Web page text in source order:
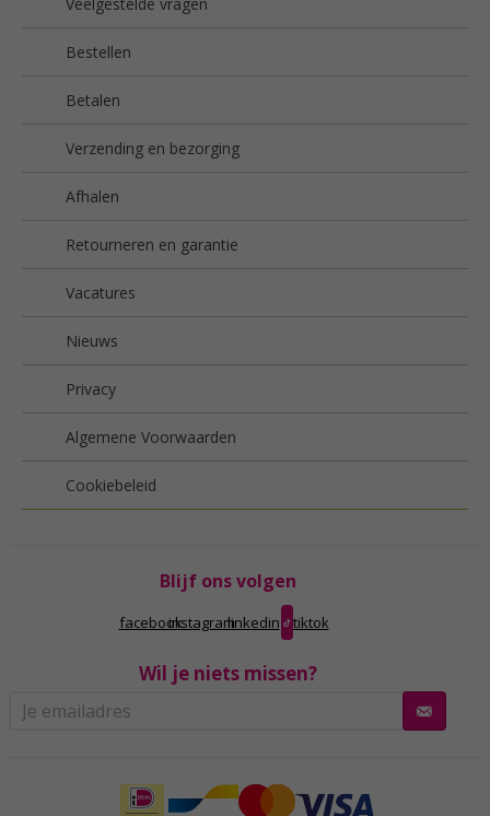
Veelgestelde vragen
Bestellen
Betalen
Verzending en bezorging
Afhalen
Retourneren en garantie
Vacatures
Nieuws
Privacy
Algemene Voorwaarden
Cookiebeleid
Blijf ons volgen
facebookinstagramlinkedin tiktok
Wil je niets missen?